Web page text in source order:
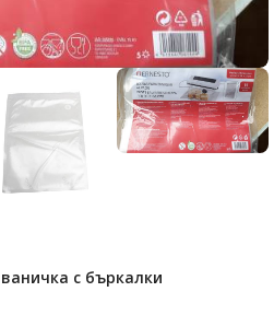
с бъркалки